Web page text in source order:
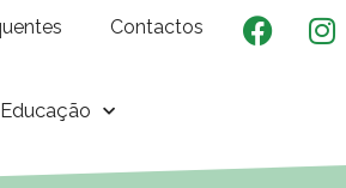
Contactos
Educação